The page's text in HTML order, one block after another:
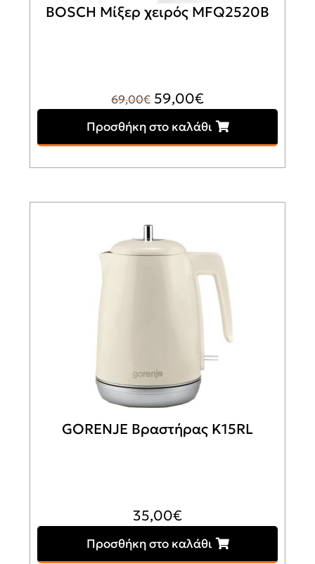
BOSCH Μίξερ χειρός MFQ2520B
69,00€ Original
was:
59,00€Η
τρέχουσα
τιμή
Προσθήκη στο καλάθι
GORENJE Βραστήρας K15RL
35,00€
Προσθήκη στο καλάθι